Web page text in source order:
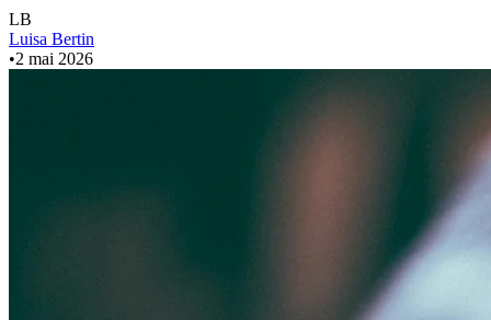
LB
Luisa Bertin
•2 mai 2026